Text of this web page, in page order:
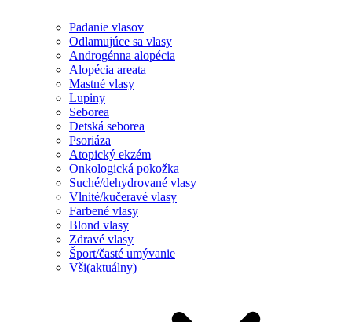
Padanie vlasov
Odlamujúce sa vlasy
Androgénna alopécia
Alopécia areata
Mastné vlasy
Lupiny
Seborea
Detská seborea
Psoriáza
Atopický ekzém
Onkologická pokožka
Suché/dehydrované vlasy
Vlnité/kučeravé vlasy
Farbené vlasy
Blond vlasy
Zdravé vlasy
Šport/časté umývanie
Vši(aktuálny)